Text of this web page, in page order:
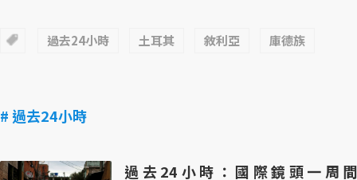
過去24小時 土耳其 敘利亞 庫德族
# 過去24小時
過去24小時：國際鏡頭一周間